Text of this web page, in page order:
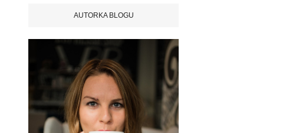
AUTORKA BLOGU